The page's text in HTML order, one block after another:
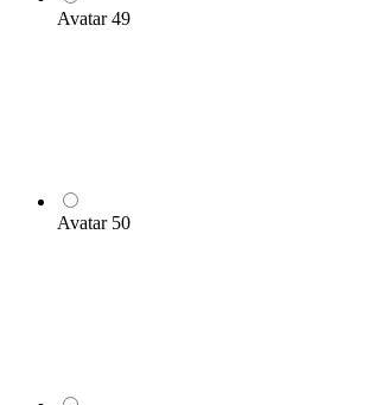
Avatar 49
Avatar 50